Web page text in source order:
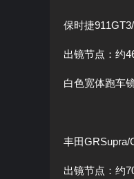
保时捷
出镜节点：约
白色宽体跑车
丰田GRSupra/
出镜节点：约